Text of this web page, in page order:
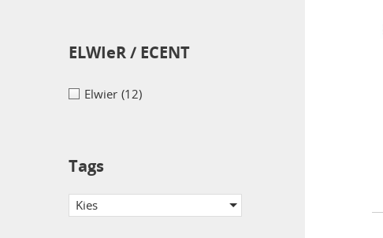
ELWIeR / ECENT
Elwier (12)
Tags
Kies